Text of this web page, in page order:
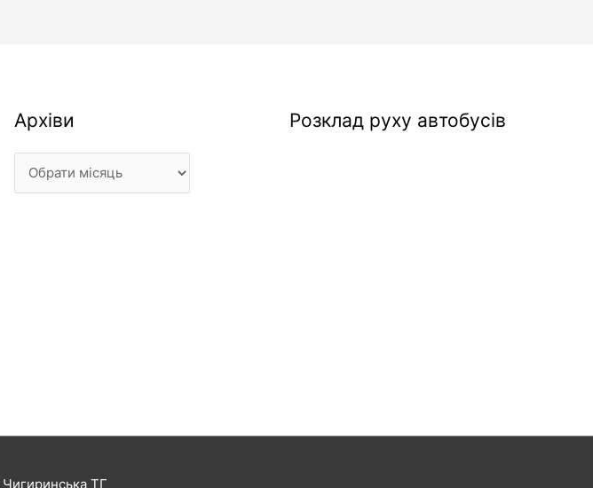
Архіви
Архіви Розклад руху автобусів
Чигиринська ТГ